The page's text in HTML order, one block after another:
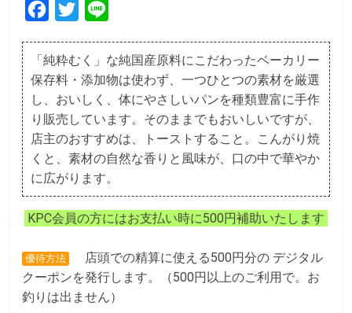
c
e
o
k
T
i
t
t
e
r
n
e
「純粋むく」な純国産原料にこだわったベーカリー
保存料・添加物は使わず、一つひとつの素材を厳選
し、おいしく、体にやさしいパンを種類豊富に手作
り販売しています。そのままでもおいしいですが、
店主のおすすめは、トーストすること。こんがり焼
くと、素材の自然な香りと風味が、口の中で華やか
に広がります。
KPC会員の方にはお支払い時に500円補助いたします
優待方法
店頭での精算に使える500円分の デジタル
クーポンを発行します。（500円以上のご利用で。お
釣りは出ません）